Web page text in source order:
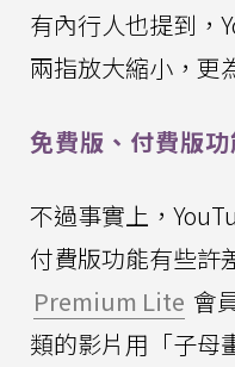
有內行人也提到，
兩指放大縮小，更
免費版、付費版
不過事實上，
付費版功能有些許
Premium Lite 會
類的影片用「子母